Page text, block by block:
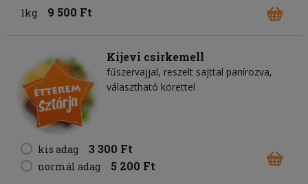
1kg 9 500 Ft
Kijevi csirkemell
fűszervajjal, reszelt sajttal panírozva,
választható körettel
kis adag 3 300 Ft
normál adag 5 200 Ft